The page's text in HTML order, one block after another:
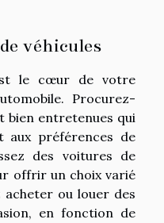
véhicules
le cœur de votre
Procurez-
bien entretenues qui
aux préférences de
des voitures de
offrir un choix varié
acheter ou louer des
en fonction de